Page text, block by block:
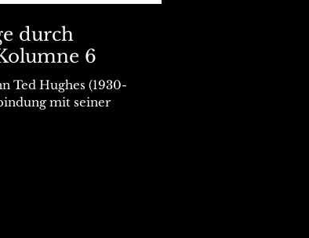
durch
6
Ted Hughes (1930-
mit seiner